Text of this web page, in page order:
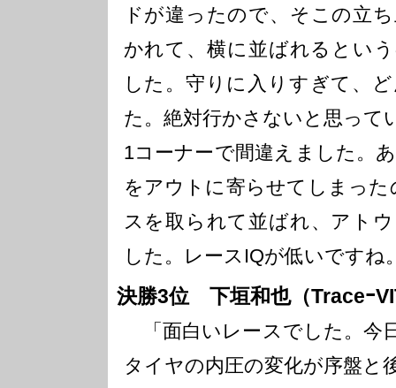
ドが違ったので、そこの立
かれて、横に並ばれるとい
した。守りに入りすぎて、
た。絶対行かさないと思って
1コーナーで間違えました。
をアウトに寄らせてしまっ
スを取られて並ばれ、アト
した。レースIQが低いですね
決勝3位 下垣和也（Traceｰ
「面白いレースでした。今
タイヤの内圧の変化が序盤と